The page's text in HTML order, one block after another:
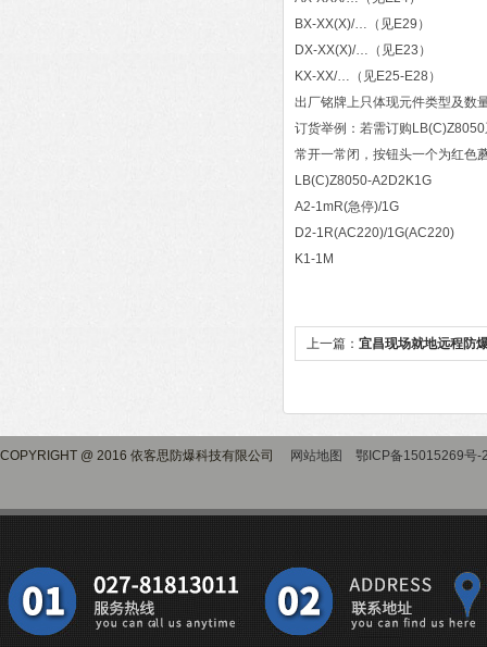
BX-XX(X)/…（见E29）
DX-XX(X)/…（见E23）
KX-XX/…（见E25-E28）
出厂铭牌上只体现元件类型及数
订货举例：若需订购
常开一常闭，按钮头一个为红色
LB(C)Z8050-A2D2K1G
A2-1mR(急停)/1G
D2-1R(AC220)/1G(AC220)
K1-1M
上一篇： 宜昌现场就地远程防
COPYRIGHT @ 2016 依客思防爆科技有限公司 网站地图 鄂ICP备15015269号-